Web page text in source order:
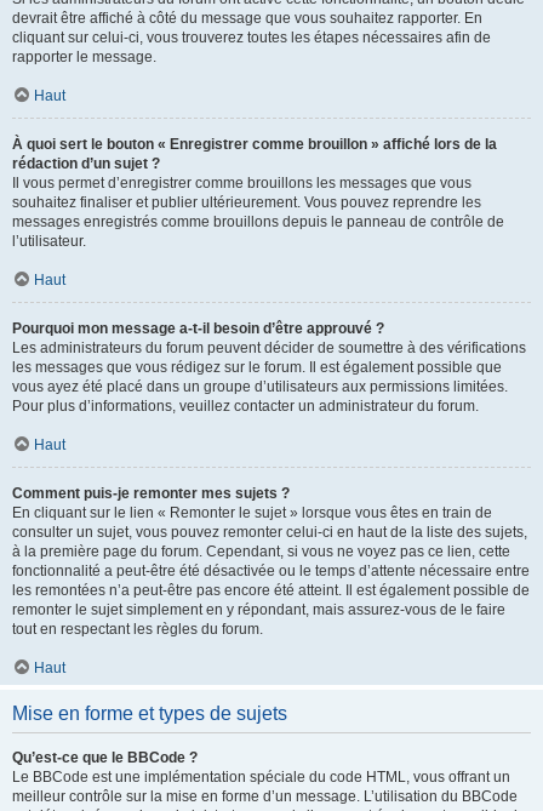
devrait être affiché à côté du message que vous souhaitez rapporter. En
cliquant sur celui-ci, vous trouverez toutes les étapes nécessaires afin de
rapporter le message.
Haut
À quoi sert le bouton « Enregistrer comme brouillon » affiché lors de la
rédaction d’un sujet ?
Il vous permet d’enregistrer comme brouillons les messages que vous
souhaitez finaliser et publier ultérieurement. Vous pouvez reprendre les
messages enregistrés comme brouillons depuis le panneau de contrôle de
l’utilisateur.
Haut
Pourquoi mon message a-t-il besoin d’être approuvé ?
Les administrateurs du forum peuvent décider de soumettre à des vérifications
les messages que vous rédigez sur le forum. Il est également possible que
vous ayez été placé dans un groupe d’utilisateurs aux permissions limitées.
Pour plus d’informations, veuillez contacter un administrateur du forum.
Haut
Comment puis-je remonter mes sujets ?
En cliquant sur le lien « Remonter le sujet » lorsque vous êtes en train de
consulter un sujet, vous pouvez remonter celui-ci en haut de la liste des sujets,
à la première page du forum. Cependant, si vous ne voyez pas ce lien, cette
fonctionnalité a peut-être été désactivée ou le temps d’attente nécessaire entre
les remontées n’a peut-être pas encore été atteint. Il est également possible de
remonter le sujet simplement en y répondant, mais assurez-vous de le faire
tout en respectant les règles du forum.
Haut
Mise en forme et types de sujets
Qu’est-ce que le BBCode ?
Le BBCode est une implémentation spéciale du code HTML, vous offrant un
meilleur contrôle sur la mise en forme d’un message. L’utilisation du BBCode